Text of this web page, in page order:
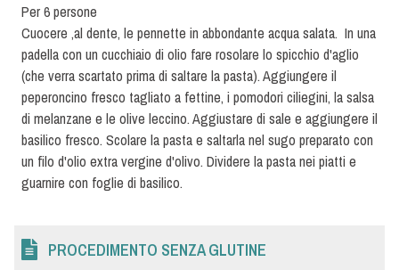
Per 6 persone
Cuocere ,al dente, le pennette in abbondante acqua salata. In una
padella con un cucchiaio di olio fare rosolare lo spicchio d'aglio
(che verra scartato prima di saltare la pasta). Aggiungere il
peperoncino fresco tagliato a fettine, i pomodori ciliegini, la salsa
di melanzane e le olive leccino. Aggiustare di sale e aggiungere il
basilico fresco. Scolare la pasta e saltarla nel sugo preparato con
un filo d'olio extra vergine d'olivo. Dividere la pasta nei piatti e
guarnire con foglie di basilico.
PROCEDIMENTO SENZA GLUTINE